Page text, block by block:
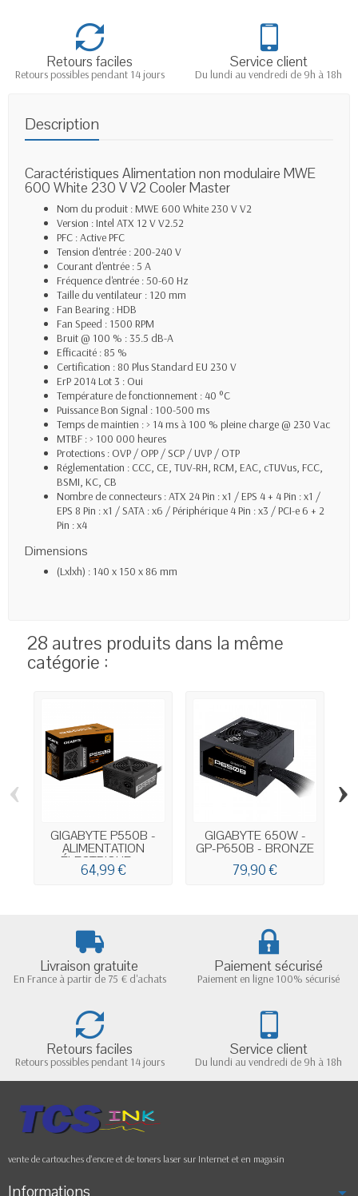
Retours faciles
Retours possibles pendant 14 jours
Service client
Du lundi au vendredi de 9h à 18h
Description
Caractéristiques Alimentation non modulaire MWE
600 White 230 V V2 Cooler Master
Nom du produit : MWE 600 White 230 V V2
Version : Intel ATX 12 V V2.52
PFC : Active PFC
Tension d'entrée : 200-240 V
Courant d'entrée : 5 A
Fréquence d'entrée : 50-60 Hz
Taille du ventilateur : 120 mm
Fan Bearing : HDB
Fan Speed : 1500 RPM
Bruit @ 100 % : 35.5 dB-A
Efficacité : 85 %
Certification : 80 Plus Standard EU 230 V
ErP 2014 Lot 3 : Oui
Température de fonctionnement : 40 °C
Puissance Bon Signal : 100-500 ms
Temps de maintien : > 14 ms à 100 % pleine charge @ 230 Vac
MTBF : > 100 000 heures
Protections : OVP / OPP / SCP / UVP / OTP
Réglementation : CCC, CE, TUV-RH, RCM, EAC, cTUVus, FCC,
BSMI, KC, CB
Nombre de connecteurs : ATX 24 Pin : x1 / EPS 4 + 4 Pin : x1 /
EPS 8 Pin : x1 / SATA : x6 / Périphérique 4 Pin : x3 / PCI-e 6 + 2
Pin : x4
Dimensions
(Lxlxh) : 140 x 150 x 86 mm
28 autres produits dans la même
catégorie :
GIGABYTE P550B -
ALIMENTATION
ÉLECTRIQUE -...
64,99 €
GIGABYTE 650W -
GP-P650B - BRONZE
79,90 €
‹ ›
Livraison gratuite
En France à partir de 75 € d'achats
Paiement sécurisé
Paiement en ligne 100% sécurisé
Retours faciles
Retours possibles pendant 14 jours
Service client
Du lundi au vendredi de 9h à 18h
vente de cartouches d'encre et de toners laser sur Internet et en magasin
Informations